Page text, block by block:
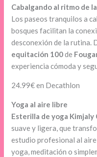
Cabalgando al ritmo de
Los paseos tranquilos a
bosques facilitan la
desconexión de la rutina.
equitación 100de
experiencia cómoda y
24.99€ en Decathlon
Yoga al aire libre
Esterilla de yoga
suave y ligera, que
estudio profesional al
yoga, meditación o